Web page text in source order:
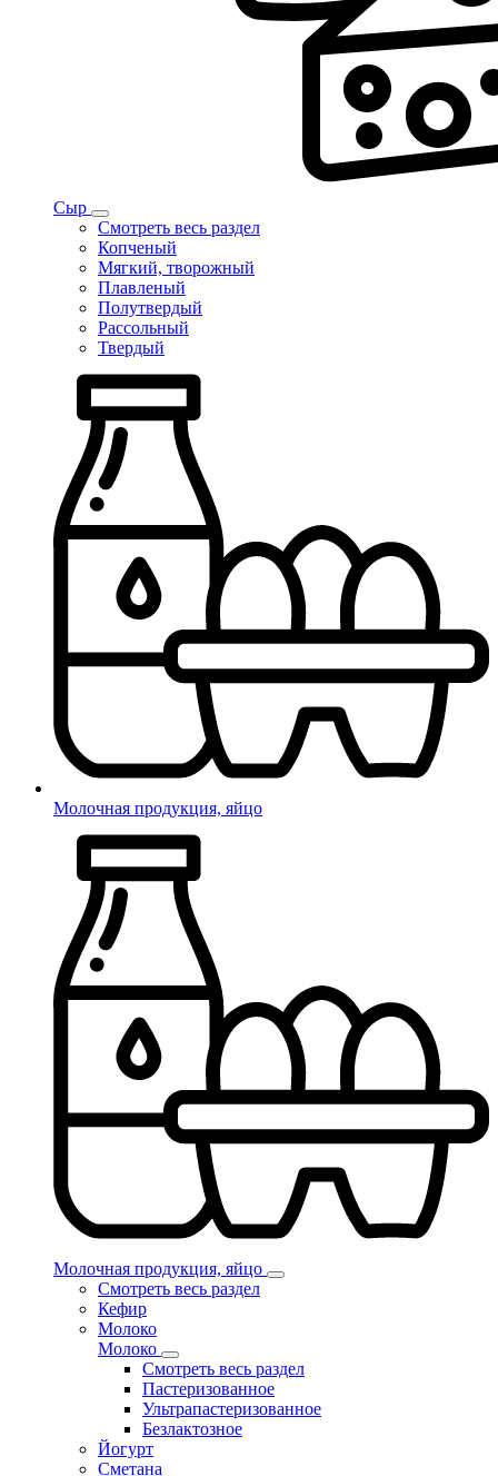
Сыр
Смотреть весь раздел
Копченый
Мягкий, творожный
Плавленый
Полутвердый
Рассольный
Твердый
Молочная продукция, яйцо
Молочная продукция, яйцо
Смотреть весь раздел
Кефир
Молоко
Молоко
Смотреть весь раздел
Пастеризованное
Ультрапастеризованное
Безлактозное
Йогурт
Сметана